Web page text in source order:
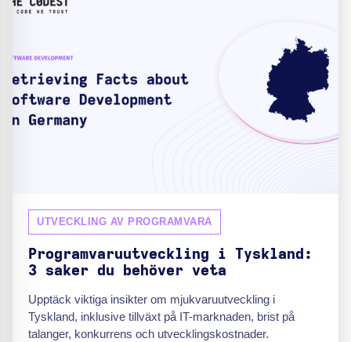
UTVECKLING AV PROGRAMVARA
Programvaruutveckling i Tyskland:
3 saker du behöver veta
Upptäck viktiga insikter om mjukvaruutveckling i
Tyskland, inklusive tillväxt på IT-marknaden, brist på
talanger, konkurrens och utvecklingskostnader.